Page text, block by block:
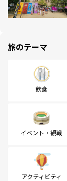
旅のテーマ
飲食
イベント・観戦
アクティビティ